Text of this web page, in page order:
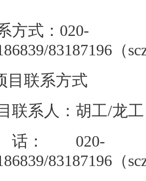
方式：020-
目联系方式
联系人：胡工/龙工
话： 020-
83187196（